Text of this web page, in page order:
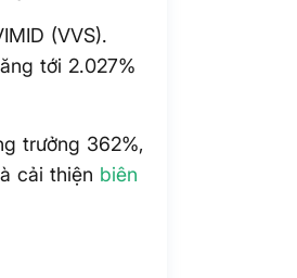
(VVS).
tới 2.027%
trưởng 362%,
cải thiện biên